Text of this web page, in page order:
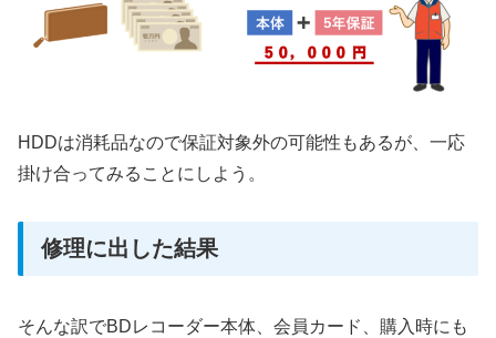
HDDは消耗品なので保証対象外の可能性もあるが、一応
掛け合ってみることにしよう。
修理に出した結果
そんな訳でBDレコーダー本体、会員カード、購入時にも